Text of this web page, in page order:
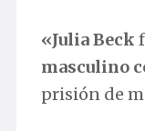
«Julia Beck
masculino
prisión de